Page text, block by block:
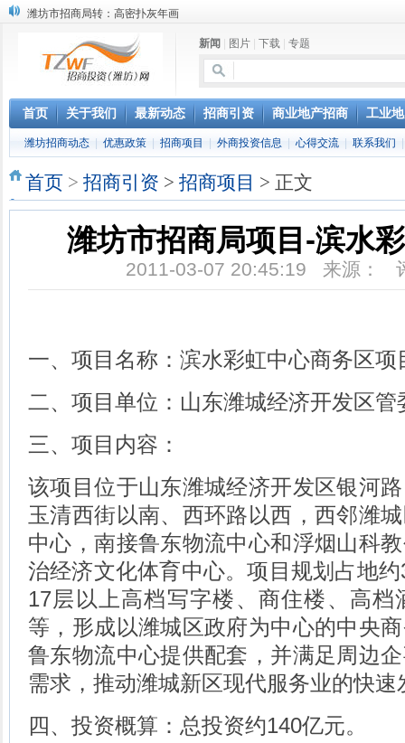
潍坊市招商局转：高密扑灰年画
昌乐大项目“拔节生长”赋能高质量发展
潍坊市招商局转：潍坊港入选国家级5G工厂
潍坊招商局转：潍坊的冬日“秋景”
潍坊招商局转：潍坊历史名人--燕肃
香港上市公司投资信息
第三届全球数字贸易博览会在浙江杭州开幕
新闻 图片 下载 专题
首页 关于我们 最新动态 招商引资 商业地产招商 工业
潍坊招商动态 优惠政策 招商项目 外商投资信息 心得交流 联系我们
首页 > 招商引资 > 招商项目 > 正文
潍坊市招商局项目-滨水
2011-03-07 20:45:19 来源：
一、项目名称：滨水彩虹中心商务区项
二、项目单位：山东潍城经济开发区管
三、项目内容：
该项目位于山东潍城经济开发区银河
玉清西街以南、西环路以西，西邻潍
中心，南接鲁东物流中心和浮烟山科
治经济文化体育中心。项目规划占地
17层以上高档写字楼、商住楼、高
等，形成以潍城区政府为中心的中央
鲁东物流中心提供配套，并满足周边
需求，推动潍城新区现代服务业的快速
四、投资概算：总投资约140亿元。